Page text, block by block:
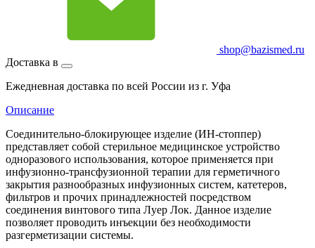
shop@bazismed.ru
Доставка в
Ежедневная доставка по всей России из г. Уфа
Описание
Соединительно-блокирующее изделие (ИН-стоппер)
представляет собой стерильное медицинское устройство
одноразового использования, которое применяется при
инфузионно-трансфузионной терапии для герметичного
закрытия разнообразных инфузионных систем, катетеров,
фильтров и прочих принадлежностей посредством
соединения винтового типа Луер Лок. Данное изделие
позволяет проводить инъекции без необходимости
разгерметизации системы.